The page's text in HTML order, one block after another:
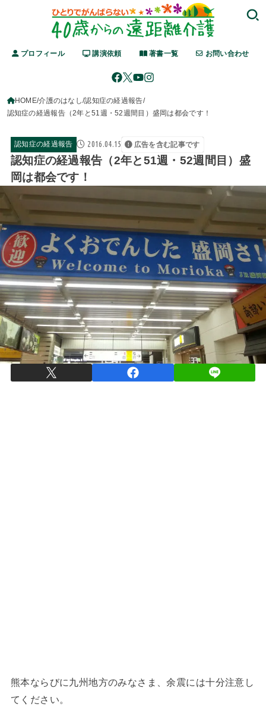
プロフィール 講演依頼 著書一覧 お問い合わせ
HOME 介護のはなし 認知症の経過報告
認知症の経過報告（2年と51週・52週間目）盛岡は都会です！
認知症の経過報告 2016.04.15 広告を含む記事です
認知症の経過報告（2年と51週・52週間目）盛
岡は都会です！
熊本ならびに九州地方のみなさま、余震には十分注意し
てください。